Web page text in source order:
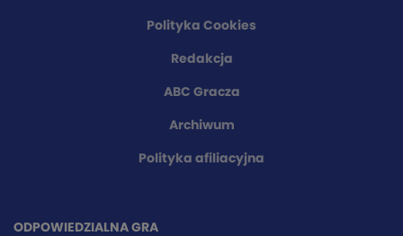
Polityka Cookies
Redakcja
ABC Gracza
Archiwum
Polityka afiliacyjna
ODPOWIEDZIALNA GRA